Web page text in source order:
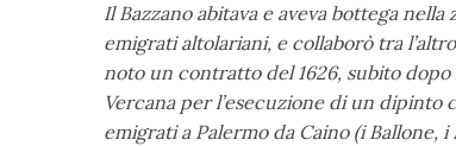
Il Bazzano abitava e aveva bottega
emigrati altolariani, e collaborò tra
noto un contratto del 1626, subito dopo
Vercana per l’esecuzione di un dipinto
emigrati a Palermo da Caino (i Ballone,